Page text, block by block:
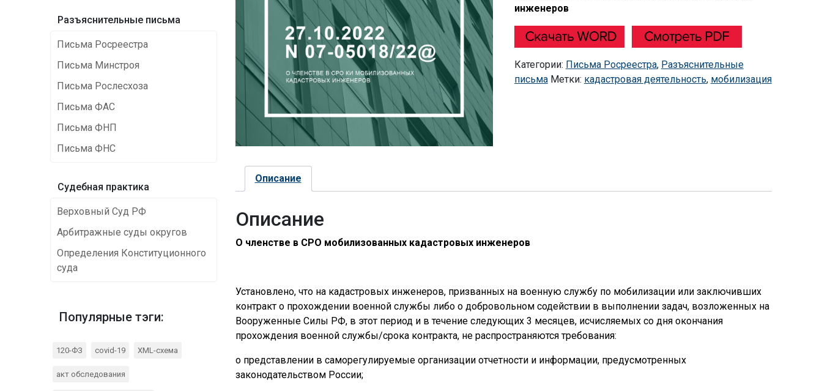
Разъяснительные письма
Письма Росреестра
Письма Минстроя
Письма Рослесхоза
Письма ФАС
Письма ФНП
Письма ФНС
Cудебная практика
Верховный Суд РФ
Арбитражные суды округов
Определения Конституционного
суда
Популярные тэги:
120-ФЗ covid-19 XML-схема
акт обследования
инженеров
Категории: Письма Росреестра, Разъяснительные
письма Метки: кадастровая деятельность, мобилизация
Описание
Описание
О членстве в СРО мобилизованных кадастровых инженеров
Установлено, что на кадастровых инженеров, призванных на военную службу по мобилизации или заключивших
контракт о прохождении военной службы либо о добровольном содействии в выполнении задач, возложенных на
Вооруженные Силы РФ, в этот период и в течение следующих 3 месяцев, исчисляемых со дня окончания
прохождения военной службы/срока контракта, не распространяются требования:
о представлении в саморегулируемые организации отчетности и информации, предусмотренных
законодательством России;